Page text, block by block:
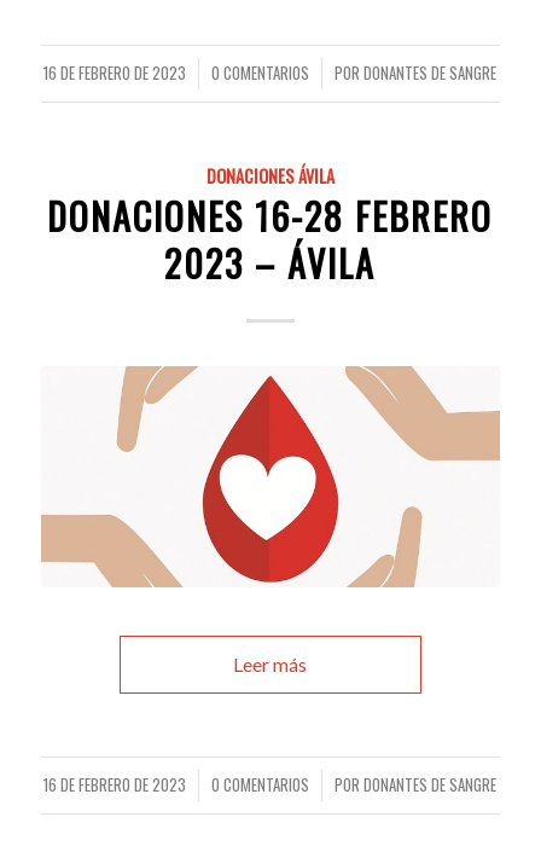
16 DE FEBRERO DE 2023
/ 0 COMENTARIOS
/ PORDONANTES DE SANGRE
DONACIONES ÁVILA
DONACIONES 16-28 FEBRERO
2023 – ÁVILA
Leer más
16 DE FEBRERO DE 2023
/ 0 COMENTARIOS
/ PORDONANTES DE SANGRE